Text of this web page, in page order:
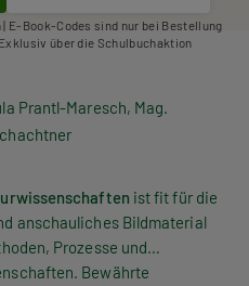
E-Book-Codes sind nur bei Bestellung
über die Schulbuchaktion
Prantl-Maresch, Mag.
ist fit für die
anschauliches Bildmaterial
Prozesse und
Bewährte